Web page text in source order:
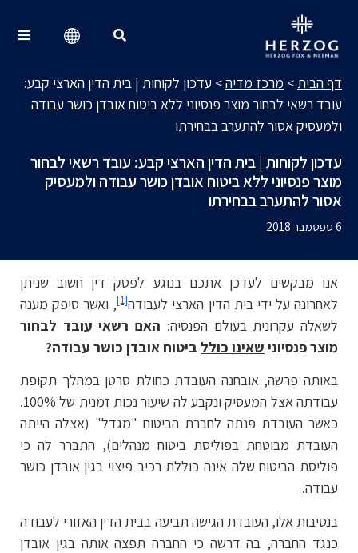
דף הבית > מרכז מדיה> עדכון לקוחות | בית הדין הארצי קבע:
עובד רשאי לבחור מוצר פנסיוני ללא ביטוח אובדן כושר עבודה
ולמעסיק אסור להתערב בבחירתו
עדכון לקוחות | בית הדין הארצי קבע: עובד רשאי לבחור
מוצר פנסיוני ללא ביטוח אובדן כושר עבודה ולמעסיק
אסור להתערב בבחירתו
6 ספטמבר 2018
אנו מבקשים לעדכן אתכם בנוגע לפסק דין חשוב שניתן
לאחרונה על ידי בית הדין הארצי לעבודה[1], ואשר סיפק מענה
לשאלה עקרונית בעולם הפנסיה: האם רשאי עובד לבחור
מוצר פנסיוני שאינו כולל ביטוח אובדן כושר עבודה?
באותה פרשה, אובחנה העובדת כחולת סרטן במהלך תקופת
עבודתה אצל המעסיק ונקבע לה שיעור נכות זמנית של 100%.
כאשר העובדת פנתה לחברת הביטוח "מגדל" (אצלה הייתה
העובדת מבוטחת בפוליסת ביטוח מנהלים), התברר לה כי
פוליסת הביטוח שלה אינה כוללת רכיב פיצוי בגין אובדן כושר
עבודה.
בנסיבות אלו, העובדת הגישה תביעה בבית הדין האזורי לעבודה
כנגד החברה, בה דרשה כי החברה תפצה אותה בגין אובדן